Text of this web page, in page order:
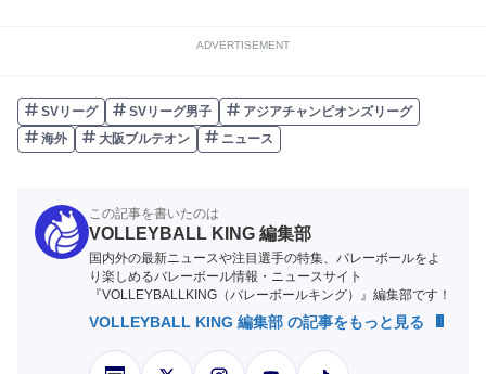
ADVERTISEMENT
SVリーグ SVリーグ男子
アジアチャンピオンズリーグ
海外
大阪ブルテオン ニュース
この記事を書いたのは
VOLLEYBALL KING 編集部
国内外の最新ニュースや注目選手の特集、バレーボールをよ
り楽しめるバレーボール情報・ニュースサイト
『VOLLEYBALLKING（バレーボールキング）』編集部です！
VOLLEYBALL KING 編集部 の記事をもっと見る